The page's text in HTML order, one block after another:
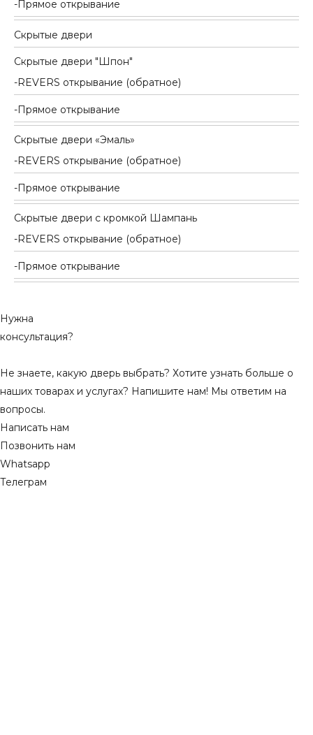
Прямое открывание
Скрытые двери
Скрытые двери "Шпон"
REVERS открывание (обратное)
Прямое открывание
Скрытые двери «Эмаль»
REVERS открывание (обратное)
Прямое открывание
Скрытые двери с кромкой Шампань
REVERS открывание (обратное)
Прямое открывание
Нужна
консультация?
Не знаете, какую дверь выбрать? Хотите узнать больше о
наших товарах и услугах? Напишите нам! Мы ответим на
вопросы.
Написать нам
Позвонить нам
Whatsapp
Телеграм